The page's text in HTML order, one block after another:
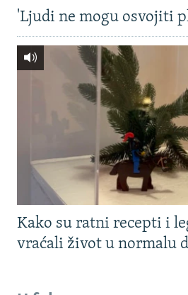
'Ljudi ne mogu osvojiti
Kako su ratni recepti i
vraćali život u normalu